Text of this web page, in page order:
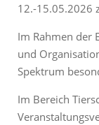
12.-15.05.2026
Im Rahmen der
und
Spektrum
Im Bereich